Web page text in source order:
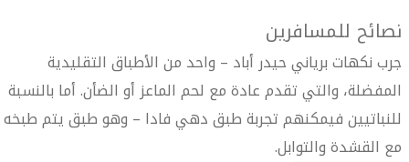
نصائح للمسافرين
جرب نكهات برياني حيدر أباد – واحد من الأطباق التقليدية
المفضلة، والتي تقدم عادة مع لحم الماعز أو الضأن. أما بالنسبة
للنباتيين فيمكنهم تجربة طبق دهي فادا – وهو طبق يتم طبخه
مع القشدة والتوابل.